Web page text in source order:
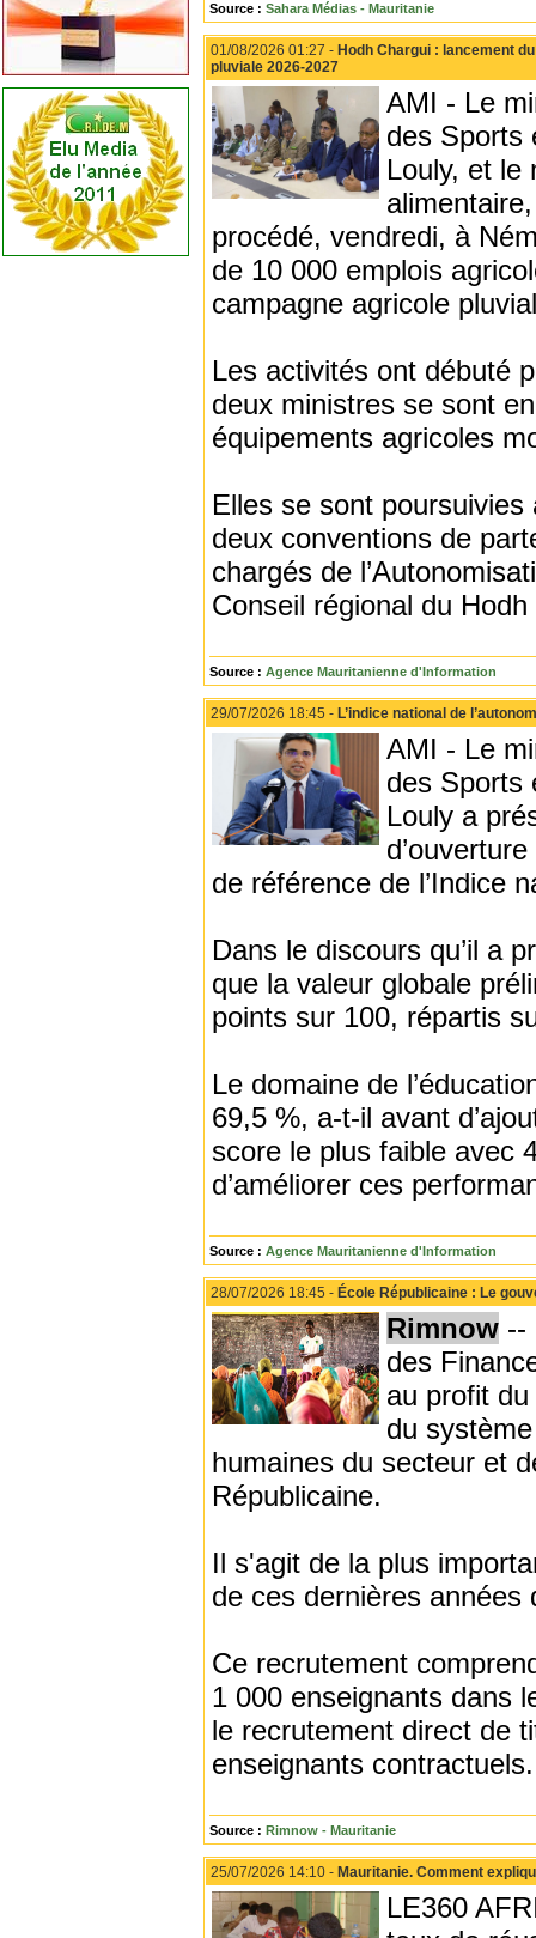
Source : Sahara Médias - Mauritanie
01/08/2026 01:27 - Hodh Chargui : lancement
pluviale 2026-2027
AMI - Le
des Sports
Louly, et le
procédé, vendredi, à
de 10 000 emplois
campagne agricole
Les activités ont débuté
deux ministres se sont
équipements agricoles
Elles se sont
deux conventions de
chargés de
Conseil régional du
Source : Agence Mauritanienne d'Information
29/07/2026 18:45 - L’indice national de
AMI - Le
des Sports
Louly a
de référence de l’Indice
Dans le discours qu’il a
que la valeur globale
points sur 100, répartis
Le domaine de
69,5 %, a-t-il avant
score le plus faible avec
d’améliorer ces
Source : Agence Mauritanienne d'Information
28/07/2026 18:45 - École Républicaine : Le
Rimnow --
des
au profit
du
humaines du secteur et
Républicaine.
Il s'agit de la plus
de ces dernières
Ce recrutement
1 000 enseignants dans
le recrutement direct de
enseignants contractuels.
Source : Rimnow - Mauritanie
25/07/2026 14:10 - Mauritanie. Comment
LE360